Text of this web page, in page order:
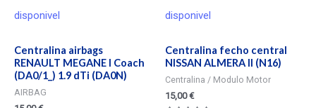
disponivel
Centralina airbags
RENAULT MEGANE I Coach
(DA0/1_) 1.9 dTi (DA0N)
AIRBAG
disponivel
Centralina fecho central
NISSAN ALMERA II (N16)
Centralina / Modulo Motor
15,00€